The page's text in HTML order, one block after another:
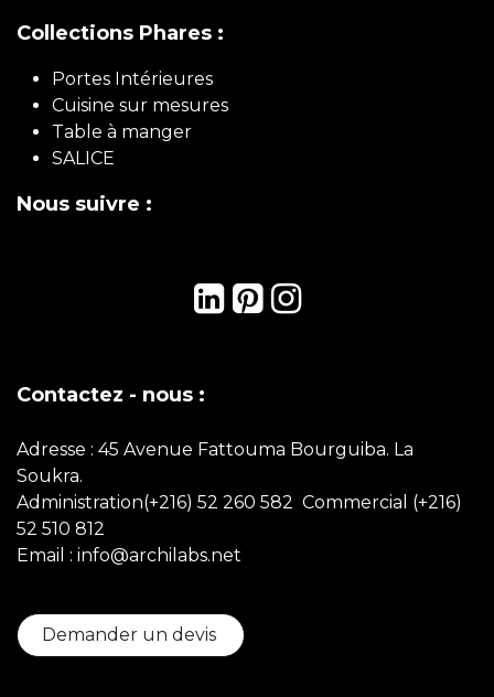
Collections Phares :
Portes Intérieures
Cuisine sur mesures
Table à manger
SALICE
Nous suivre :
Contactez - nous :
Adresse : 45 Avenue Fattouma Bourguiba. La
Soukra.
Administration(+216) 52 260 582 Commercial (+216)
52 510 812
Email : info@archilabs.net
Demander un devis